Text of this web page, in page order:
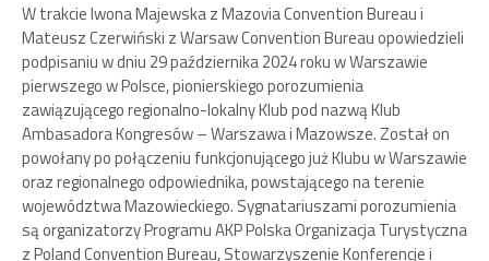
W trakcie Iwona Majewska z Mazovia Convention Bureau i
Mateusz Czerwiński z Warsaw Convention Bureau opowiedzieli
podpisaniu w dniu 29 października 2024 roku w Warszawie
pierwszego w Polsce, pionierskiego porozumienia
zawiązującego regionalno-lokalny Klub pod nazwą Klub
Ambasadora Kongresów – Warszawa i Mazowsze. Został on
powołany po połączeniu funkcjonującego już Klubu w Warszawie
oraz regionalnego odpowiednika, powstającego na terenie
województwa Mazowieckiego. Sygnatariuszami porozumienia
są organizatorzy Programu AKP Polska Organizacja Turystyczna
z Poland Convention Bureau, Stowarzyszenie Konferencje i